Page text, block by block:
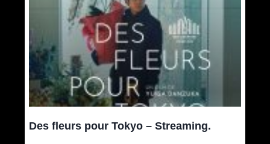
Des fleurs pour Tokyo – Streaming.